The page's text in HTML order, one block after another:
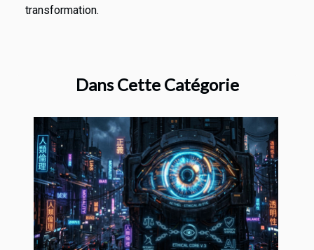
transformation.
Dans Cette Catégorie